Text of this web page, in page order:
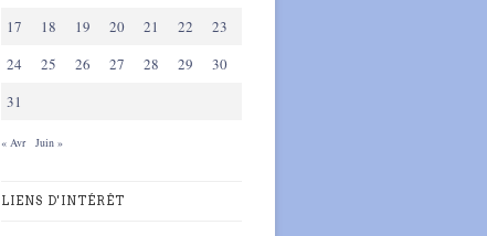
17
18 19 20 21 22
23
24
25 26 27 28 29
30
31
« Avr Juin »
LIENS D'INTÉRÊT